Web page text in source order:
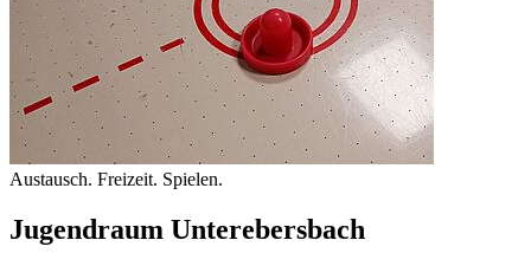
Austausch. Freizeit. Spielen.
Jugendraum Unterebersbach